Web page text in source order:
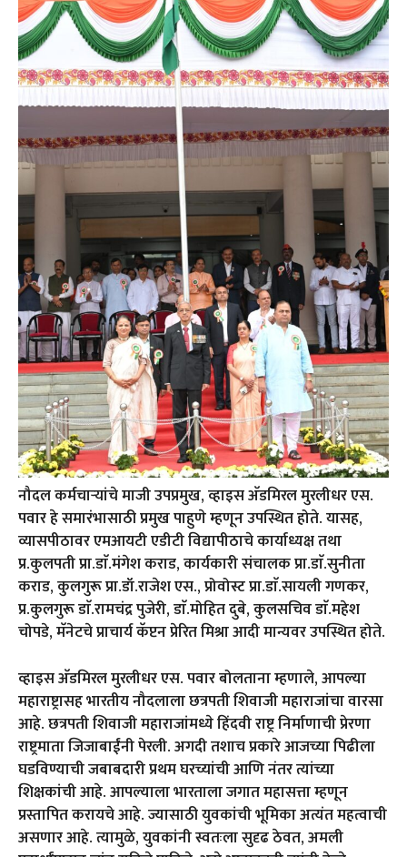
नौदल कर्मचाऱ्यांचे माजी उपप्रमुख, व्हाइस अ‍ॅडमिरल मुरलीधर एस.
पवार हे समारंभासाठी प्रमुख पाहुणे म्हणून उपस्थित होते. यासह,
व्यासपीठावर एमआयटी एडीटी विद्यापीठाचे कार्याध्यक्ष तथा
प्र.कुलपती प्रा.डाॅ.मंगेश कराड, कार्यकारी संचालक प्रा.डाॅ.सुनीता
कराड, कुलगुरू प्रा.डॉ.राजेश एस., प्रोवोस्ट प्रा.डाॅ.सायली गणकर,
प्र.कुलगुरू डाॅ.रामचंद्र पुजेरी, डाॅ.मोहित दुबे, कुलसचिव डाॅ.महेश
चोपडे, मॅनेटचे प्राचार्य कॅप्टन प्रेरित मिश्रा आदी मान्यवर उपस्थित होते.
व्हाइस अ‍ॅडमिरल मुरलीधर एस. पवार बोलताना म्हणाले, आपल्या
महाराष्ट्रासह भारतीय नौदलाला छत्रपती शिवाजी महाराजांचा वारसा
आहे. छत्रपती शिवाजी महाराजांमध्ये हिंदवी राष्ट्र निर्माणाची प्रेरणा
राष्ट्रमाता जिजाबाईंनी पेरली. अगदी तशाच प्रकारे आजच्या पिढीला
घडविण्याची जबाबदारी प्रथम घरच्यांची आणि नंतर त्यांच्या
शिक्षकांची आहे. आपल्याला भारताला जगात महासत्ता म्हणून
प्रस्तापित करायचे आहे. ज्यासाठी युवकांची भूमिका अत्यंत महत्वाची
असणार आहे. त्यामुळे, युवकांनी स्वतःला सुदृढ ठेवत, अमली